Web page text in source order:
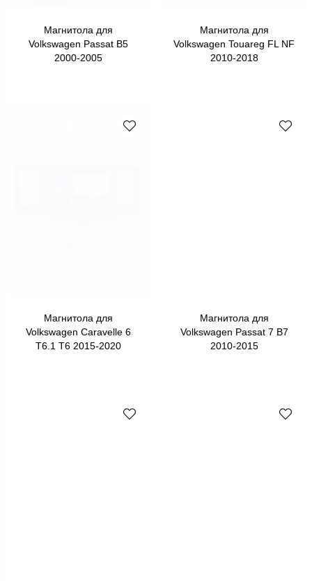
Магнитола для
Volkswagen Passat B5
2000-2005
Магнитола для
Volkswagen Touareg FL NF
2010-2018
Магнитола для
Volkswagen Caravelle 6
T6.1 T6 2015-2020
Магнитола для
Volkswagen Passat 7 B7
2010-2015